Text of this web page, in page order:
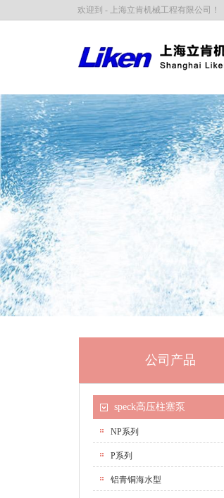
欢迎到 - 上海立肯机械工程有限公司！
公司产品
speck高压柱塞泵
NP系列
P系列
铝青铜海水型